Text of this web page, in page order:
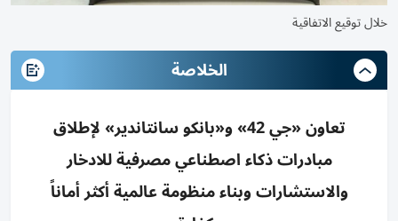
خلال توقيع الاتفاقية
الخلاصة
تعاون «جي 42» و«بانكو سانتاندير» لإطلاق
مبادرات ذكاء اصطناعي مصرفية للادخار
والاستشارات وبناء منظومة عالمية أكثر أماناً